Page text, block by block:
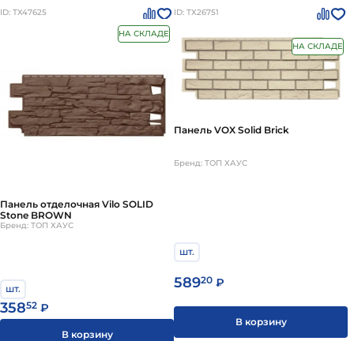
ID: ТХ47625
НА СКЛАДЕ
Панель отделочная Vilo SOLID
Stone BROWN
Бренд: ТОП ХАУС
шт.
35852 ₽
В корзину
ID: ТХ26751
НА СКЛАДЕ
Панель VOX Solid Brick
Бренд: ТОП ХАУС
шт.
58920 ₽
В корзину